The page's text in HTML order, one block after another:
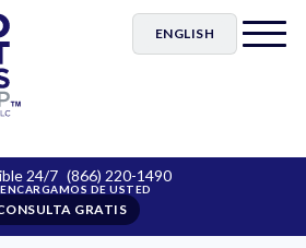
ENGLISH
24/7 (866) 220-1490
GRATIS